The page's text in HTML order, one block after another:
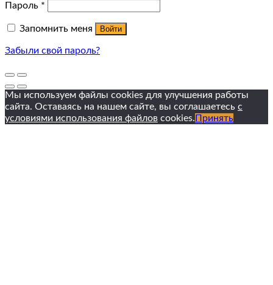
Пароль *
Запомнить меня Войти
Забыли свой пароль?
Мы используем файлы cookies для улучшения работы
сайта. Оставаясь на нашем сайте, вы соглашаетесь с
условиями использования файлов cookies. Принять